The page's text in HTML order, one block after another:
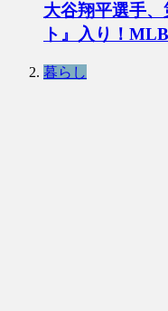
大谷翔平選手
ト』入り！
暮らし